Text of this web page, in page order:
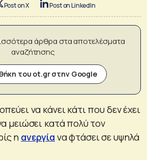
Post on X Post on LinkedIn
άρθρα στα αποτελέσματα
αναζήτησης
του ot.gr στην Google
να κάνει κάτι που δεν έχει
μειώσει κατά πολύ τον
η ανεργία να φτάσει σε υψηλά